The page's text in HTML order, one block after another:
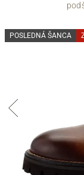
POSLEDNÁ ŠANCA